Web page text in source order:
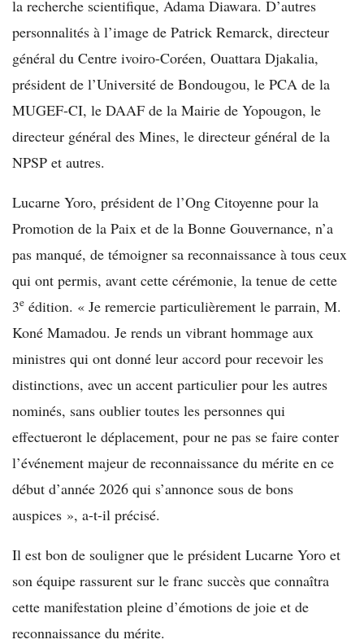
la recherche scientifique, Adama Diawara. D’autres
personnalités à l’image de Patrick Remarck, directeur
général du Centre ivoiro-Coréen, Ouattara Djakalia,
président de l’Université de Bondougou, le PCA de la
MUGEF-CI, le DAAF de la Mairie de Yopougon, le
directeur général des Mines, le directeur général de la
NPSP et autres.
Lucarne Yoro, président de l’Ong Citoyenne pour la
Promotion de la Paix et de la Bonne Gouvernance, n’a
pas manqué, de témoigner sa reconnaissance à tous ceux
qui ont permis, avant cette cérémonie, la tenue de cette
3e édition. « Je remercie particulièrement le parrain, M.
Koné Mamadou. Je rends un vibrant hommage aux
ministres qui ont donné leur accord pour recevoir les
distinctions, avec un accent particulier pour les autres
nominés, sans oublier toutes les personnes qui
effectueront le déplacement, pour ne pas se faire conter
l’événement majeur de reconnaissance du mérite en ce
début d’année 2026 qui s’annonce sous de bons
auspices », a-t-il précisé.
Il est bon de souligner que le président Lucarne Yoro et
son équipe rassurent sur le franc succès que connaîtra
cette manifestation pleine d’émotions de joie et de
reconnaissance du mérite.